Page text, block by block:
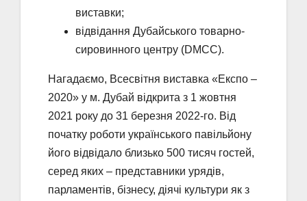
виставки;
відвідання Дубайського товарно-
сировинного центру (DMCC).
Нагадаємо, Всесвітня виставка «Експо –
2020» у м. Дубай відкрита з 1 жовтня
2021 року до 31 березня 2022-го. Від
початку роботи українського павільйону
його відвідало близько 500 тисяч гостей,
серед яких – представники урядів,
парламентів, бізнесу, діячі культури як з